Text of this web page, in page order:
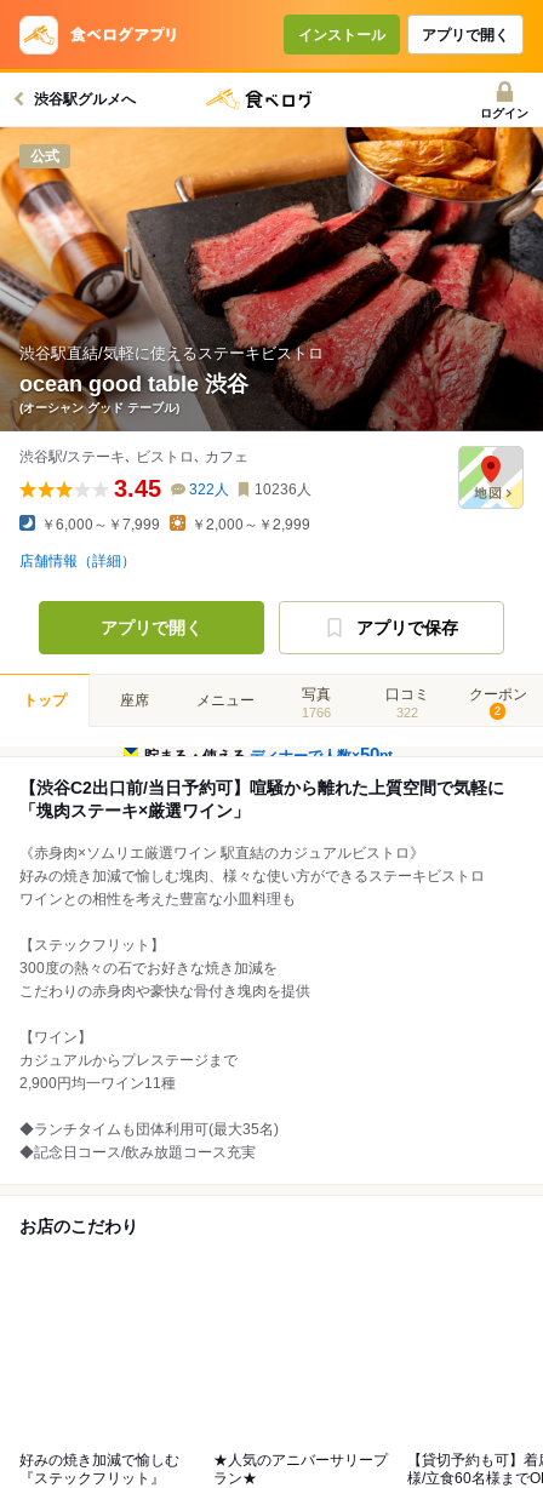
インストール アプリで開く
渋谷駅グルメへ
ログイン
公式
渋谷駅直結/気軽に使えるステーキビストロ
ocean good table 渋谷
(オーシャン グッド テーブル)
渋谷駅/ステーキ､ ビストロ､ カフェ
3.45 322 人 10236 人
￥6,000～￥7,999 ￥2,000～￥2,999
店舗情報（詳細）
アプリで開く アプリで保存
トップ 座席 メニュー 写真
1766
口コミ
322
クーポン
2
貯まる・使えるディナーで人数×50pt
【渋谷C2出口前/当日予約可】喧騒から離れた上質空間で気軽に
「塊肉ステーキ×厳選ワイン」
《赤身肉×ソムリエ厳選ワイン 駅直結のカジュアルビストロ》
好みの焼き加減で愉しむ塊肉、様々な使い方ができるステーキビストロ
ワインとの相性を考えた豊富な小皿料理も
【ステックフリット】
300度の熱々の石でお好きな焼き加減を
こだわりの赤身肉や豪快な骨付き塊肉を提供
【ワイン】
カジュアルからプレステージまで
2,900円均一ワイン11種
◆ランチタイムも団体利用可(最大35名)
◆記念日コース/飲み放題コース充実
お店のこだわり
好みの焼き加減で愉しむ
『ステックフリット』
★人気のアニバーサリープ
ラン★
【貸切予約も可】
様/立食60名様まで
コースで使えるクーポン
戻る
クーポンを利用せず予約する